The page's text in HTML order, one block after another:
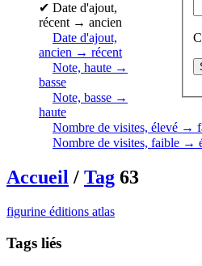
✔ Date d'ajout,
récent → ancien
Date d'ajout,
ancien → récent
Note, haute →
basse
Note, basse →
haute
Nombre de visites, élevé →
Nombre de visites, faible →
Accueil / Tag 63
figurine éditions atlas
Tags liés